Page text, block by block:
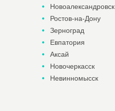
Новоалександровск
Ростов-на-Дону
Зерноград
Евпатория
Аксай
Новочеркасск
Невинномысск